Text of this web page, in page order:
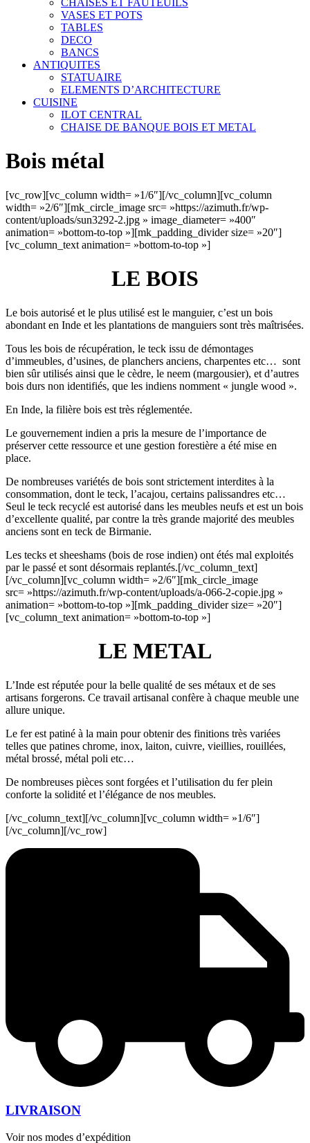
CHAISES ET FAUTEUILS
VASES ET POTS
TABLES
DECO
BANCS
ANTIQUITES
STATUAIRE
ELEMENTS D’ARCHITECTURE
CUISINE
ILOT CENTRAL
CHAISE DE BANQUE BOIS ET METAL
Bois métal
[vc_row][vc_column width= »1/6″][/vc_column][vc_column
width= »2/6″][mk_circle_image src= »https://azimuth.fr/wp-
content/uploads/sun3292-2.jpg » image_diameter= »400″
animation= »bottom-to-top »][mk_padding_divider size= »20″]
[vc_column_text animation= »bottom-to-top »]
LE BOIS
Le bois autorisé et le plus utilisé est le manguier, c’est un bois
abondant en Inde et les plantations de manguiers sont très maîtrisées.
Tous les bois de récupération, le teck issu de démontages
d’immeubles, d’usines, de planchers anciens, charpentes etc… sont
bien sûr utilisés ainsi que le cèdre, le neem (margousier), et d’autres
bois durs non identifiés, que les indiens nomment « jungle wood ».
En Inde, la filière bois est très réglementée.
Le gouvernement indien a pris la mesure de l’importance de
préserver cette ressource et une gestion forestière a été mise en
place.
De nombreuses variétés de bois sont strictement interdites à la
consommation, dont le teck, l’acajou, certains palissandres etc…
Seul le teck recyclé est autorisé dans les meubles neufs et est un bois
d’excellente qualité, par contre la très grande majorité des meubles
anciens sont en teck de Birmanie.
Les tecks et sheeshams (bois de rose indien) ont étés mal exploités
par le passé et sont désormais replantés.[/vc_column_text]
[/vc_column][vc_column width= »2/6″][mk_circle_image
src= »https://azimuth.fr/wp-content/uploads/a-066-2-copie.jpg »
animation= »bottom-to-top »][mk_padding_divider size= »20″]
[vc_column_text animation= »bottom-to-top »]
LE METAL
L’Inde est réputée pour la belle qualité de ses métaux et de ses
artisans forgerons. Ce travail artisanal confère à chaque meuble une
allure unique.
Le fer est patiné à la main pour obtenir des finitions très variées
telles que patines chrome, inox, laiton, cuivre, vieillies, rouillées,
métal brossé, métal poli etc…
De nombreuses pièces sont forgées et l’utilisation du fer plein
conforte la solidité et l’élégance de nos meubles.
[/vc_column_text][/vc_column][vc_column width= »1/6″]
[/vc_column][/vc_row]
LIVRAISON
Voir nos modes d’expédition